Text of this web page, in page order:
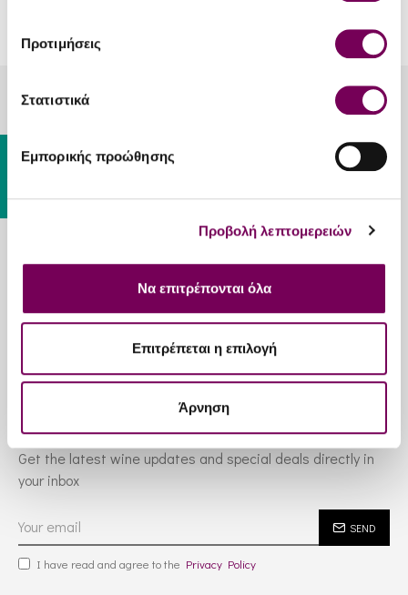
Προτιμήσεις
Στατιστικά
Εμπορικής προώθησης
Προβολή λεπτομερειών
Να επιτρέπονται όλα
Επιτρέπεται η επιλογή
Άρνηση
+30 213 025 2215
Customer Service
Services
Newsletter
Get the latest wine updates and special deals directly in
your inbox
SEND
I have read and agree to the Privacy Policy